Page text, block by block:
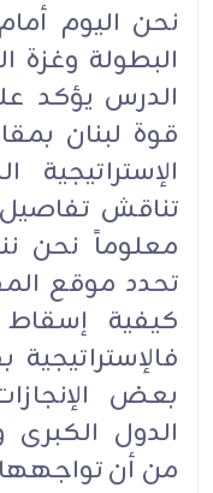
نحن اليوم
البطولة وغزة
الدرس يؤكد
قوة لبنان
تناقش
معلوماً نحن
تحدد موقع
كيفية إسقاط
بعض
الدول الكبرى
من أن